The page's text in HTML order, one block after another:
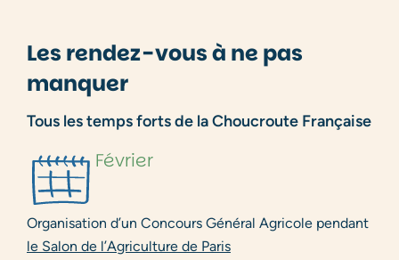
Les rendez-vous à ne pas
manquer
Tous les temps forts de la Choucroute Française
Février
Organisation d’un Concours Général Agricole pendant
le Salon de l’Agriculture de Paris